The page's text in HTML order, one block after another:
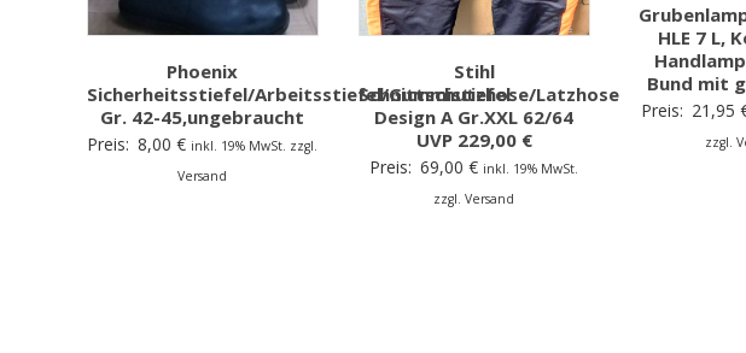
Phoenix
Sicherheitsstiefel/Arbeitsstiefel/Gummistiefel
Gr. 42-45,ungebraucht
Preis: 8,00€ inkl. 19% MwSt. zzgl.
Versand
Stihl
Schnittschutzhose/Latzhose
Design A Gr.XXL 62/64
UVP 229,00 €
Preis: 69,00€ inkl. 19% MwSt.
zzgl. Versand
HLE 7 L,
Bund mit
Preis: 21,95
zzgl.